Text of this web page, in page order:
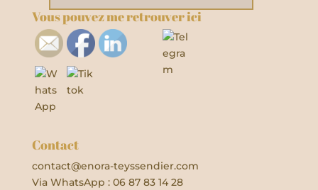
Vous pouvez me retrouver ici
Contact
contact@enora-teyssendier.com
Via WhatsApp : 06 87 83 14 28